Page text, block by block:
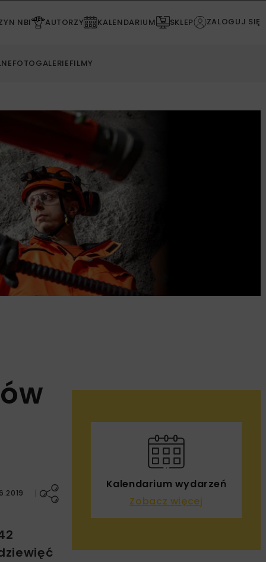
NBI AUTORZY KALENDARIUM SKLEP ZALOGUJ SIĘ
FOTOGALERIEFILMY
Kalendarium wydarzeń
Zobacz więcej